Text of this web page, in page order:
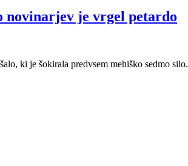
novinarjev je vrgel petardo
ki je šokirala predvsem mehiško sedmo silo.